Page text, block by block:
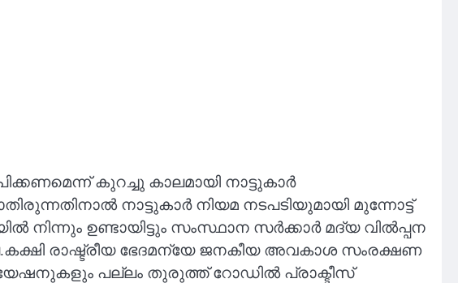
കുറച്ചു കാലമായി നാട്ടുകാർ
നാട്ടുകാർ നിയമ നടപടിയുമായി മുന്നോട്ട്
ഉണ്ടായിട്ടും സംസ്ഥാന സർക്കാർ മദ്യ വിൽപ്പന
രാഷ്ട്രീയ ഭേദമന്യേ ജനകീയ അവകാശ സംരക്ഷണ
പല്ലം തുരുത്ത് റോഡിൽ പ്രാക്ടീസ്